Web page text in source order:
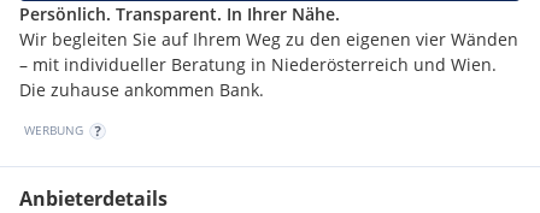
Persönlich. Transparent. In Ihrer Nähe.
Wir begleiten Sie auf Ihrem Weg zu den eigenen vier Wänden
– mit individueller Beratung in Niederösterreich und Wien.
Die zuhause ankommen Bank.
WERBUNG
Anbieterdetails